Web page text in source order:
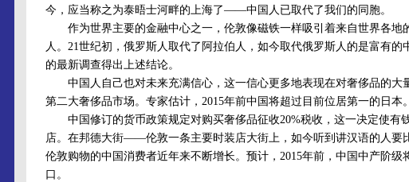
今，应当称之为泰晤士河畔的上海了——中国人已取代了我们的同胞。
作为世界主要的金融中心之一，伦敦像磁铁一样吸引着来自世界各地
人。21世纪初，俄罗斯人取代了阿拉伯人，如今取代俄罗斯人的是富有
的最新调查得出上述结论。
中国人自己也对未来充满信心，这一信心更多地表现在对奢侈品的大
第二大奢侈品市场。专家估计，2015年前中国将超过目前位居第一的日本。
中国修订的货币政策规定对购买奢侈品征收20%税收，这一决定使有
店。在邦德大街——伦敦一条主要时装店大街上，如今听到讲汉语的人要
伦敦购物的中国消费者近年来不断增长。预计，2015年前，中国中产阶级
口。